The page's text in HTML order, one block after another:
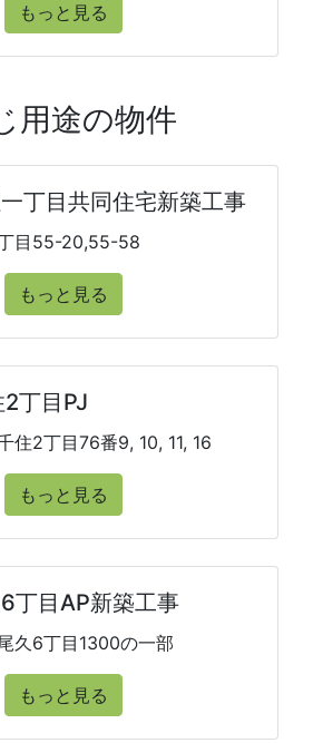
もっと見る
用途の物件
丁目共同住宅新築工事
目55-20,55-58
もっと見る
丁目PJ
住2丁目76番9, 10, 11, 16
もっと見る
丁目AP新築工事
久6丁目1300の一部
もっと見る